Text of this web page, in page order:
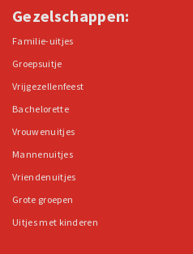
Gezelschappen:
Familie-uitjes
Groepsuitje
Vrijgezellenfeest
Bachelorette
Vrouwenuitjes
Mannenuitjes
Vriendenuitjes
Grote groepen
Uitjes met kinderen